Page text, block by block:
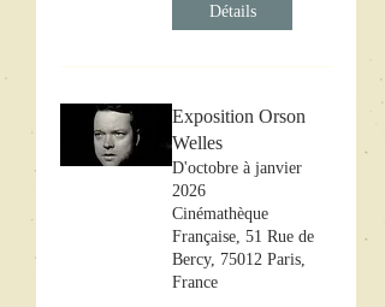
Détails
Exposition Orson
Welles
D'octobre à janvier
2026
Cinémathèque
Française, 51 Rue de
Bercy, 75012 Paris,
France